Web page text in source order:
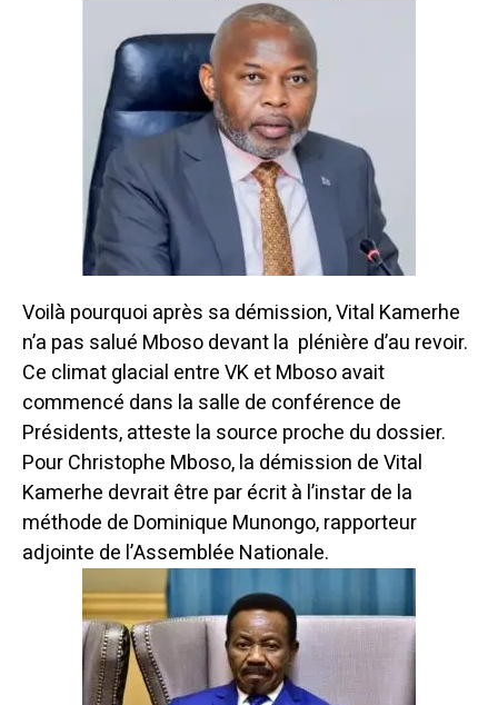
Voilà pourquoi après sa démission, Vital Kamerhe
n’a pas salué Mboso devant la plénière d’au revoir.
Ce climat glacial entre VK et Mboso avait
commencé dans la salle de conférence de
Présidents, atteste la source proche du dossier.
Pour Christophe Mboso, la démission de Vital
Kamerhe devrait être par écrit à l’instar de la
méthode de Dominique Munongo, rapporteur
adjointe de l’Assemblée Nationale.